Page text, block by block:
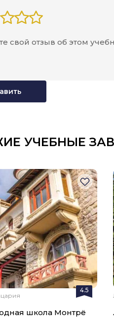
УЧЕБНЫЕ
4.5
школа Монтрё